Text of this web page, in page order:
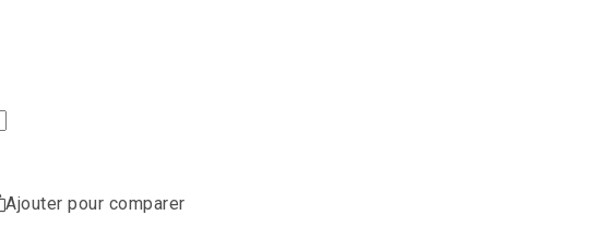
Ajouter pour comparer